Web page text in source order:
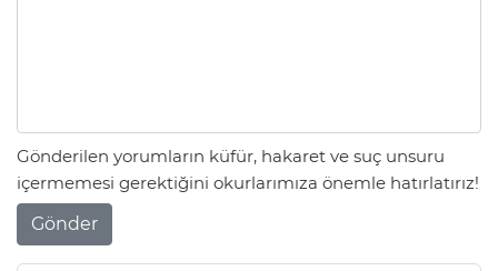
Gönderilen yorumların küfür, hakaret ve suç unsuru
içermemesi gerektiğini okurlarımıza önemle hatırlatırız!
Gönder